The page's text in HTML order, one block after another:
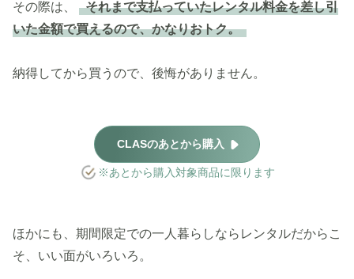
その際は、
それまで支払っていたレンタル料金を差し引
いた金額で買えるので、かなりおトク。
納得してから買うので、後悔がありません。
CLASのあとから購入
※あとから購入対象商品に限ります
ほかにも、期間限定での一人暮らしならレンタルだからこ
そ、いい面がいろいろ。